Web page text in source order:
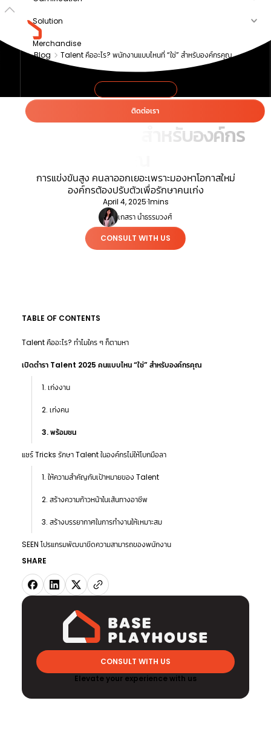
Solution
Merchandise
ติดต่อเรา
Blog Talent คืออะไร? พนักงานแบบไหนที่ “ใช่” สำหรับองค์กรคุณ
Talent คืออะไร? พนักงาน
แบบไหนที่ “ใช่” สำหรับองค์กร
การแข่งขันสูง คนลาออกเยอะเพราะมองหาโอกาสใหม่
องค์กรต้องปรับตัวเพื่อรักษาคนเก่ง
April 4, 2025·1mins
เกสรา นำธรรมวงศ์
CONSULT WITH US
TABLE OF CONTENTS
Talent คืออะไร? ทำไมใคร ๆ ก็ตามหา
เปิดตำรา Talent 2025 คนแบบไหน “ใช่” สำหรับองค์กรคุณ
1. เก่งงาน
2. เก่งคน
3. พร้อมชน
แชร์ Tricks รักษา Talent ในองค์กรไม่ให้โบกมือลา
1. ให้ความสำคัญกับเป้าหมายของ Talent
2. สร้างความก้าวหน้าในเส้นทางอาชีพ
3. สร้างบรรยากาศในการทำงานให้เหมาะสม
SEEN โปรแกรมพัฒนาขีดความสามารถของพนักงาน
SHARE
CONSULT WITH US
Elevate your experience with us